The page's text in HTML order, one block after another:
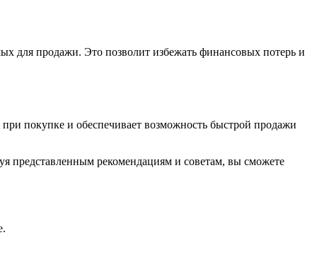
для продажи. Это позволит избежать финансовых потерь и
покупке и обеспечивает возможность быстрой продажи
представленным рекомендациям и советам, вы сможете